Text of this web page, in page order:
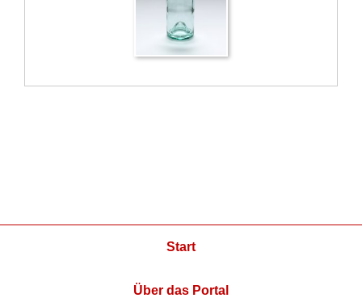
Start
Über das Portal